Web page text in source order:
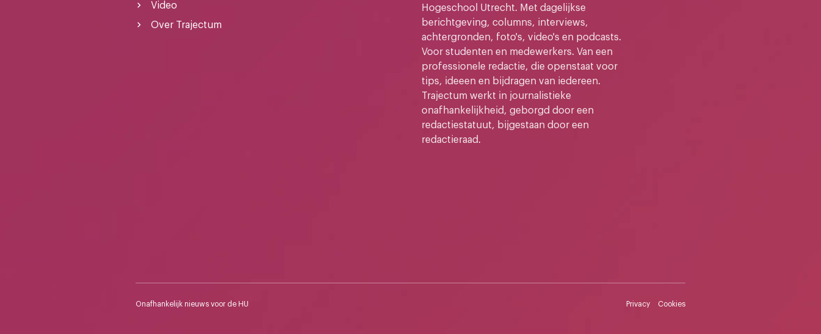
Video
Over Trajectum
Hogeschool Utrecht. Met dagelijkse
berichtgeving, columns, interviews,
achtergronden, foto's, video's en podcasts.
Voor studenten en medewerkers. Van een
professionele redactie, die openstaat voor
tips, ideeen en bijdragen van iedereen.
Trajectum werkt in journalistieke
onafhankelijkheid, geborgd door een
redactiestatuut, bijgestaan door een
redactieraad.
Onafhankelijk nieuws voor de HU Privacy Cookies